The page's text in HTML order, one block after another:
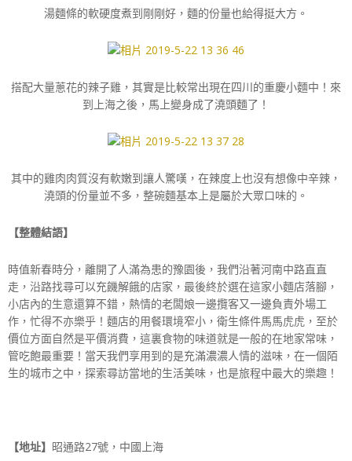
湯麵條的軟硬度煮到剛剛好，麵的份量也給得挺大方。
搭配大量蔥花的辣子雞，其實是比較常出現在四川的重慶小麵中！來
到上海之後，馬上變身成了澆頭麵了！
其中的雞肉肉質沒有軟嫩到讓人驚嘆，在辣度上也沒有想像中辛辣，
澆頭的份量並不多，整碗麵基本上是屬於大眾口味的。
【整體結語】
時值新春時分，離開了人滿為患的豫園後，我們沿著河南中路直直
走，沿路找尋可以充饑解餓的店家，最後終於選在這家小麵店落腳，
小店內的生意還算不錯，熱情的老闆娘一邊攬客又一邊負責外場工
作，忙得不亦樂乎！麵店的用餐環境窄小，衛生條件馬馬虎虎，至於
價位方面自然是平價消費，這裏食物的味道就是一般的在地家常味，
管吃飽最重要！當天我們享用到的是充滿濃濃人情的滋味，在一個陌
生的城市之中，探索尋訪當地的生活美味，也是旅程中最大的樂趣！
【地址】 昭通路27號，中國上海